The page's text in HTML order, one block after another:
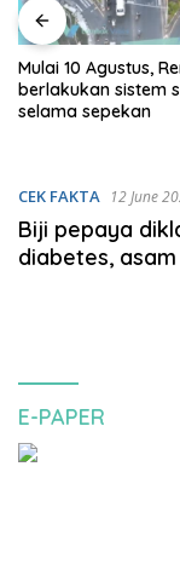
Mulai 10 Agustus,
berlakukan sistem
selama sepekan
CEK FAKTA 12 June
Biji pepaya
diabetes,
E-PAPER